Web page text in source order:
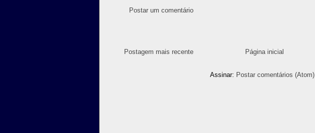
Postar um comentário
Postagem mais recente Página inicial
Assinar: Postar comentários (Atom)